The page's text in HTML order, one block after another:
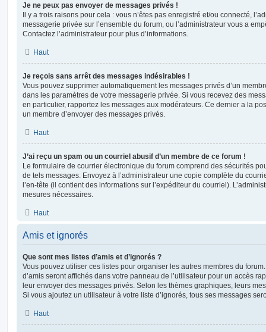
Je ne peux pas envoyer de messages privés !
Il y a trois raisons pour cela : vous n’êtes pas enregistré et/ou connecté,
messagerie privée sur l’ensemble du forum, ou l’administrateur vous a
Contactez l’administrateur pour plus d’informations.
Haut
Je reçois sans arrêt des messages indésirables !
Vous pouvez supprimer automatiquement les messages privés d’un
dans les paramètres de votre messagerie privée. Si vous recevez des
en particulier, rapportez les messages aux modérateurs. Ce dernier a la
un membre d’envoyer des messages privés.
Haut
J’ai reçu un spam ou un courriel abusif d’un membre de ce forum !
Le formulaire de courrier électronique du forum comprend des sécurités
de tels messages. Envoyez à l’administrateur une copie complète du
l’en-tête (il contient des informations sur l’expéditeur du courriel).
mesures nécessaires.
Haut
Amis et ignorés
Que sont mes listes d’amis et d’ignorés ?
Vous pouvez utiliser ces listes pour organiser les autres membres du
d’amis seront affichés dans votre panneau de l’utilisateur pour un accès
leur envoyer des messages privés. Selon les thèmes graphiques, leurs
Si vous ajoutez un utilisateur à votre liste d’ignorés, tous ses messages
Haut